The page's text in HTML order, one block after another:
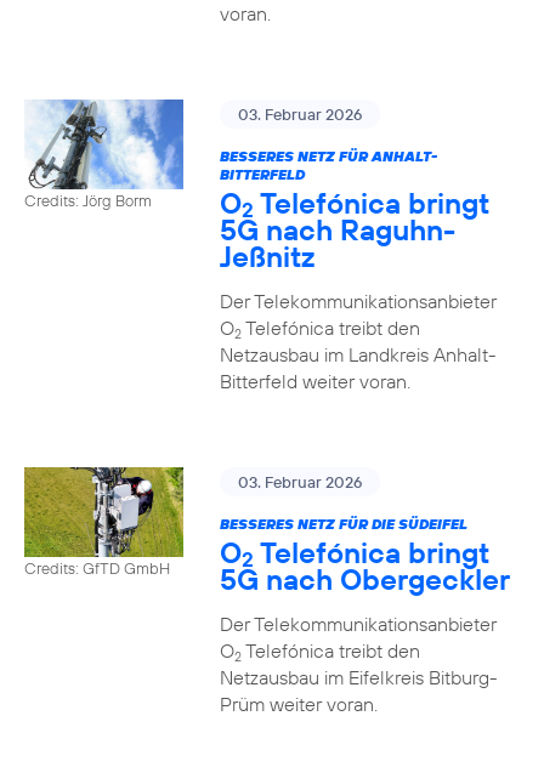
voran.
Credits: Jörg Borm
03. Februar 2026
BESSERES NETZ FÜR ANHALT-
BITTERFELD
O2 Telefónica bringt
5G nach Raguhn-
Jeßnitz
Der Telekommunikationsanbieter
O2Telefónica treibt den
Netzausbau im Landkreis Anhalt-
Bitterfeld weiter voran.
Credits: GfTD GmbH
03. Februar 2026
BESSERES NETZ FÜR DIE SÜDEIFEL
O2 Telefónica bringt
5G nach Obergeckler
Der Telekommunikationsanbieter
O2Telefónica treibt den
Netzausbau im Eifelkreis Bitburg-
Prüm weiter voran.